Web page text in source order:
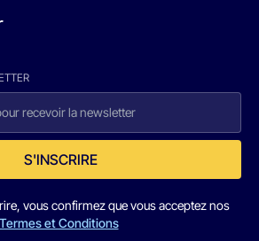
S'INSCRIRE
vous confirmez que vous acceptez nos
Termes et Conditions